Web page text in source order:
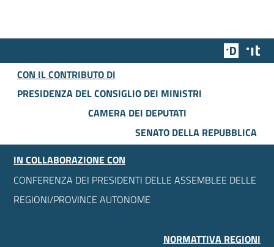
Team
CON IL CONTRIBUTO DI
PRESIDENZA DEL CONSIGLIO DEI MINISTRI
CAMERA DEI DEPUTATI
SENATO DELLA REPUBBLICA
IN COLLABORAZIONE CON
CONFERENZA DEI PRESIDENTI DELLE ASSEMBLEE DELLE
REGIONI/PROVINCE AUTONOME
NORMATTIVA REGIONI